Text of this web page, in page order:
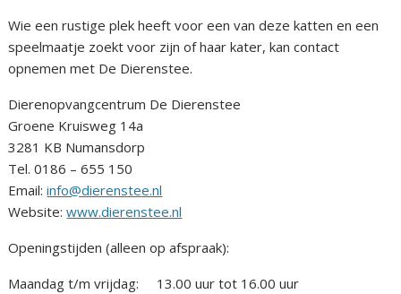
Wie een rustige plek heeft voor een van deze katten en een
speelmaatje zoekt voor zijn of haar kater, kan contact
opnemen met De Dierenstee.
Dierenopvangcentrum De Dierenstee
Groene Kruisweg 14a
3281 KB Numansdorp
Tel. 0186 – 655 150
Email:info@dierenstee.nl
Website:www.dierenstee.nl
Openingstijden (alleen op afspraak):
Maandag t/m vrijdag: 13.00 uur tot 16.00 uur